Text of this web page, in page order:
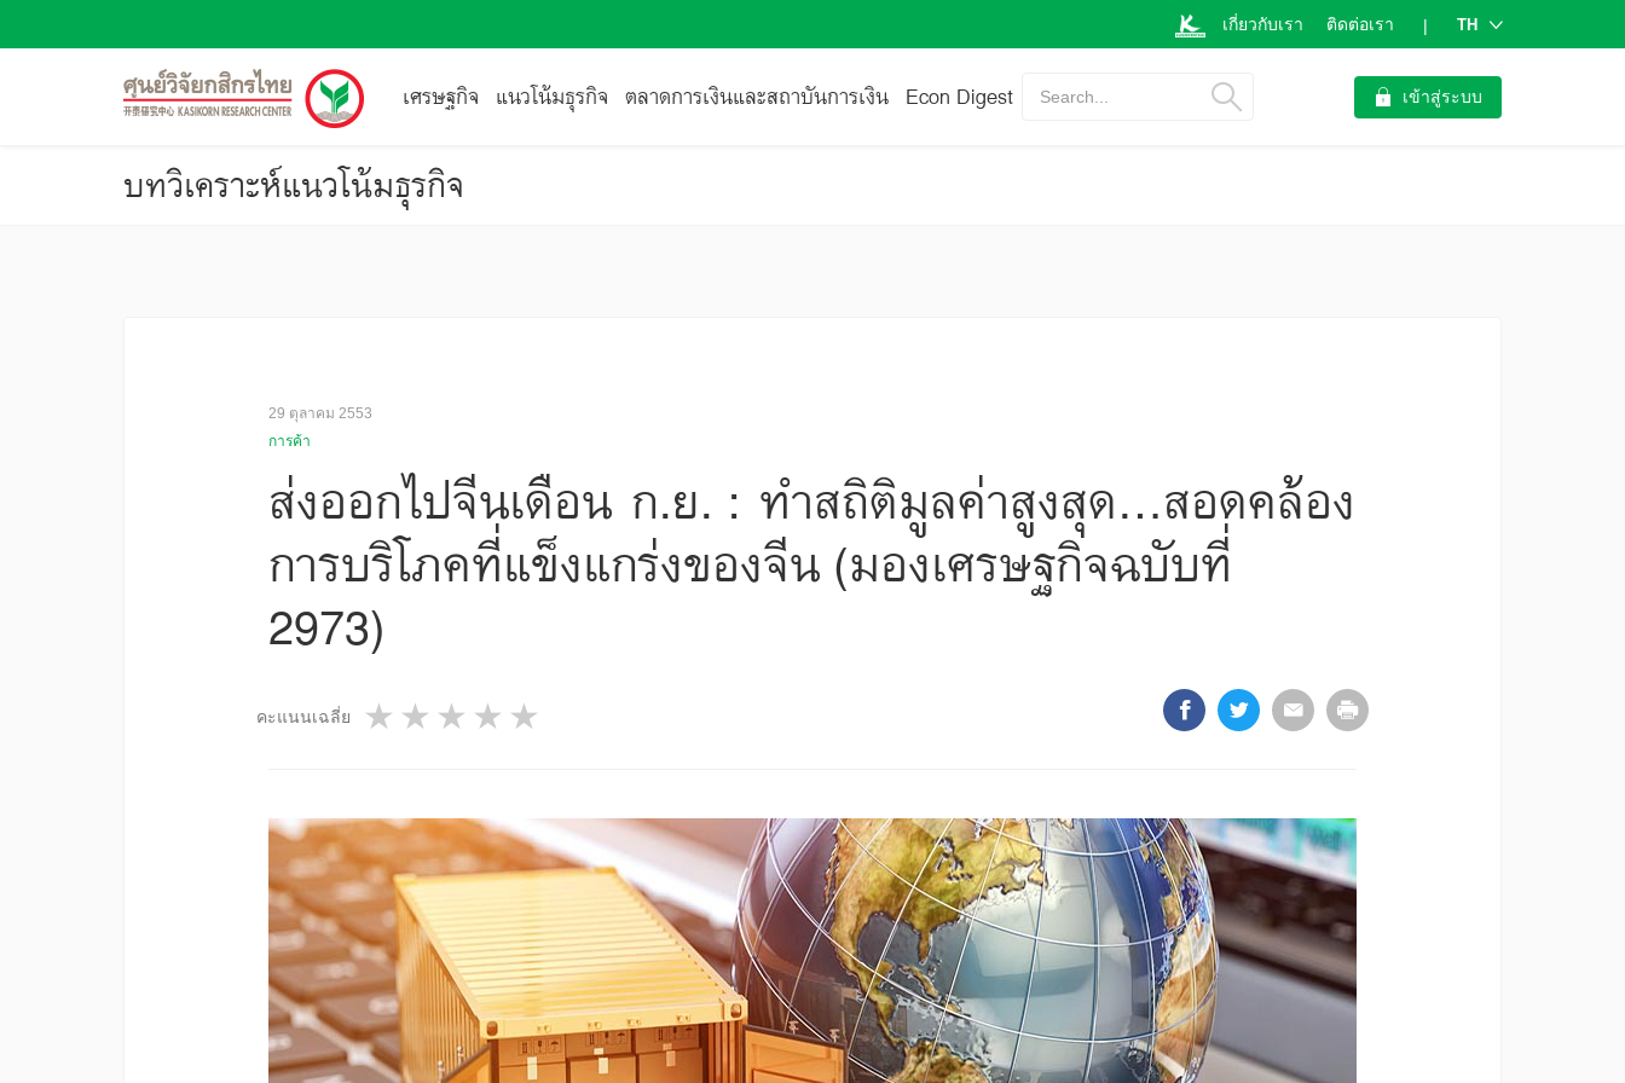
เกี่ยวกับเรา ติดต่อเรา | TH
เศรษฐกิจ แนวโน้มธุรกิจ ตลาดการเงินและสถาบันการเงิน Econ Digest Search... เข้าสู่ระบบ
บทวิเคราะห์แนวโน้มธุรกิจ
29 ตุลาคม 2553
การค้า
ส่งออกไปจีนเดือน ก.ย. : ทำสถิติมูลค่าสูงสุด…สอดคล้อง
การบริโภคที่แข็งแกร่งของจีน (มองเศรษฐกิจฉบับที่
2973)
คะแนนเฉลี่ย 4 stars
3 stars
2 stars
1 star